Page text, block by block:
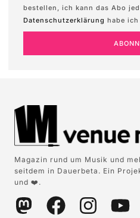
bestellen, ich kann das Abo
Datenschutzerklärung habe
Magazin rund um Musik und
seitdem in Dauerbeta. Ein
und ❤️.